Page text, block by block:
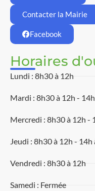
Contacter la Mairie
Facebook
Horaires
Lundi : 8h30 à 12h
Mardi : 8h30 à 12h -
Mercredi : 8h30 à 12h -
Jeudi : 8h30 à 12h - 14h
Vendredi : 8h30 à 12h
Samedi : Fermée